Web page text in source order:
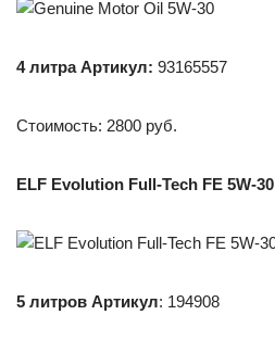
4 литра Артикул: 93165557
Стоимость: 2800 руб.
ELF Evolution Full-Tech FE 5W-30
5 литров Артикул: 194908